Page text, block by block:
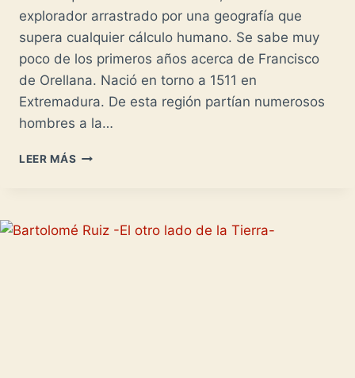
explorador arrastrado por una geografía que
supera cualquier cálculo humano. Se sabe muy
poco de los primeros años acerca de Francisco
de Orellana. Nació en torno a 1511 en
Extremadura. De esta región partían numerosos
hombres a la…
LEER MÁS FRANCISCO
EL
RÍO